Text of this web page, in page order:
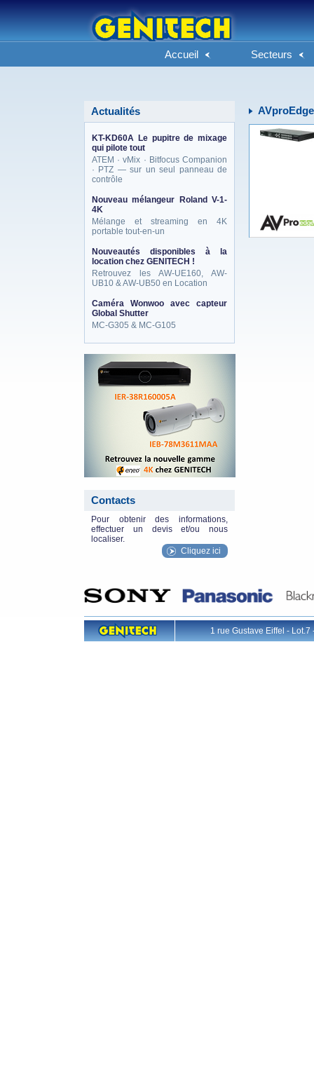
Accueil Secteurs
Actualités
KT-KD60A Le pupitre de mixage
qui pilote tout
ATEM · vMix · Bitfocus Companion
· PTZ — sur un seul panneau de
contrôle
Nouveau mélangeur Roland V-1-
4K
Mélange et streaming en 4K
portable tout-en-un
Nouveautés disponibles à la
location chez GENITECH !
Retrouvez les AW-UE160, AW-
UB10 & AW-UB50 en Location
Caméra Wonwoo avec capteur
Global Shutter
MC-G305 & MC-G105
Contacts
Pour obtenir des informations,
effectuer un devis et/ou nous
localiser.
Cliquez ici
AVproEdge
1 rue Gustave Eiffel -